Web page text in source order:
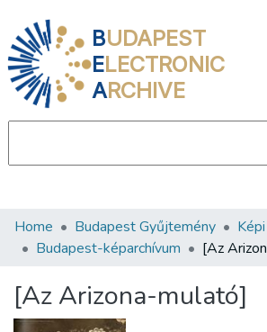
BUDAPEST
ELECTRONIC
ARCHIVE
Communities & Collections
Statistics
Home Budapest Gyűjtemény
Budapest-képarchívum
[Az
[Az Arizona-mulató]